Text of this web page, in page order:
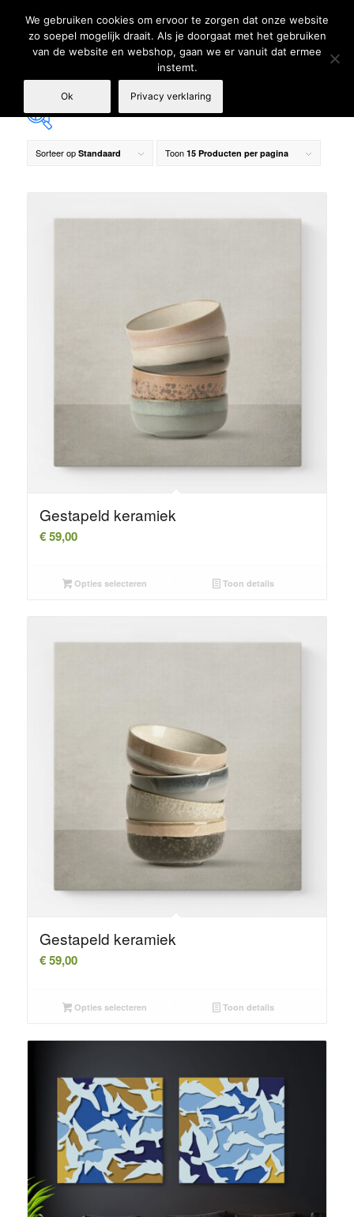
€ 59 € 179
Sorteer op Standaard Toon 15 Producten per pagina
Gestapeld keramiek
€59,00
Opties selecteren Toon details
Gestapeld keramiek
€59,00
Opties selecteren Toon details
We gebruiken cookies om ervoor te zorgen dat onze website
zo soepel mogelijk draait. Als je doorgaat met het gebruiken
van de website en webshop, gaan we er vanuit dat ermee
instemt.
Ok Privacy verklaring